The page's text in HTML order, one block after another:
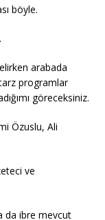
böyle.
arabada
programlar
göreceksiniz.
Özuslu, Ali
ve
da ibre mevcut